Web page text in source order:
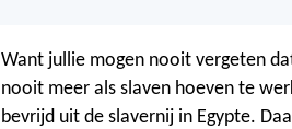
Want jullie mogen nooit vergeten
nooit meer als slaven hoeven te
bevrijd uit de slavernij in Egypte.